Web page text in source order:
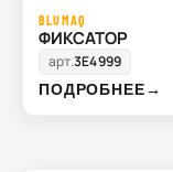
BLUMAQ
ФИКСАТОР
арт.3E4999
ПОДРОБНЕЕ→